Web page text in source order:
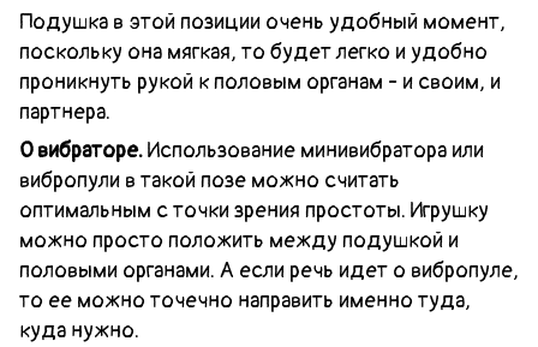
Подушка в этой позиции очень удобный момент,
поскольку она мягкая, то будет легко и удобно
проникнуть рукой к половым органам - и своим, и
партнера.
О вибраторе.Использование минивибратора или
вибропули в такой позе можно считать
оптимальным с точки зрения простоты. Игрушку
можно просто положить между подушкой и
половыми органами. А если речь идет о вибропуле,
то ее можно точечно направить именно туда,
куда нужно.